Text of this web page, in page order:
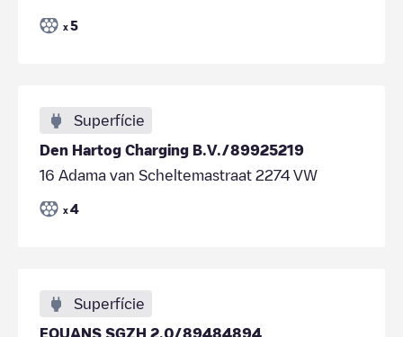
x 5
Superfície
Den Hartog Charging B.V./89925219
16 Adama van Scheltemastraat 2274 VW
x 4
Superfície
EQUANS SGZH 2.0/89484894